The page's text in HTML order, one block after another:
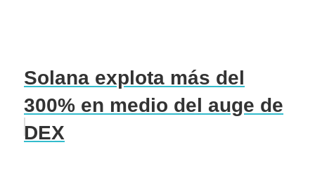
Solana explota más del
300% en medio del auge de
DEX